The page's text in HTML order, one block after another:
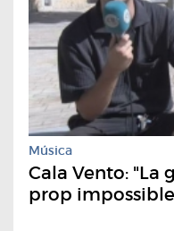
Música
Cala Vento: "La
prop